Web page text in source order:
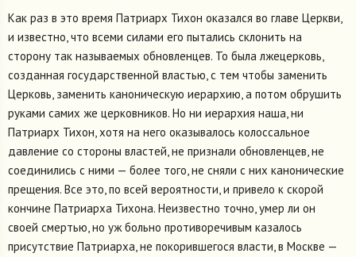
Как раз в это время Патриарх Тихон оказался во главе Церкви,
и известно, что всеми силами его пытались склонить на
сторону так называемых обновленцев. То была лжецерковь,
созданная государственной властью, с тем чтобы заменить
Церковь, заменить каноническую иерархию, а потом обрушить
руками самих же церковников. Но ни иерархия наша, ни
Патриарх Тихон, хотя на него оказывалось колоссальное
давление со стороны властей, не признали обновленцев, не
соединились с ними — более того, не сняли с них канонические
прещения. Все это, по всей вероятности, и привело к скорой
кончине Патриарха Тихона. Неизвестно точно, умер ли он
своей смертью, но уж больно противоречивым казалось
присутствие Патриарха, не покорившегося власти, в Москве —